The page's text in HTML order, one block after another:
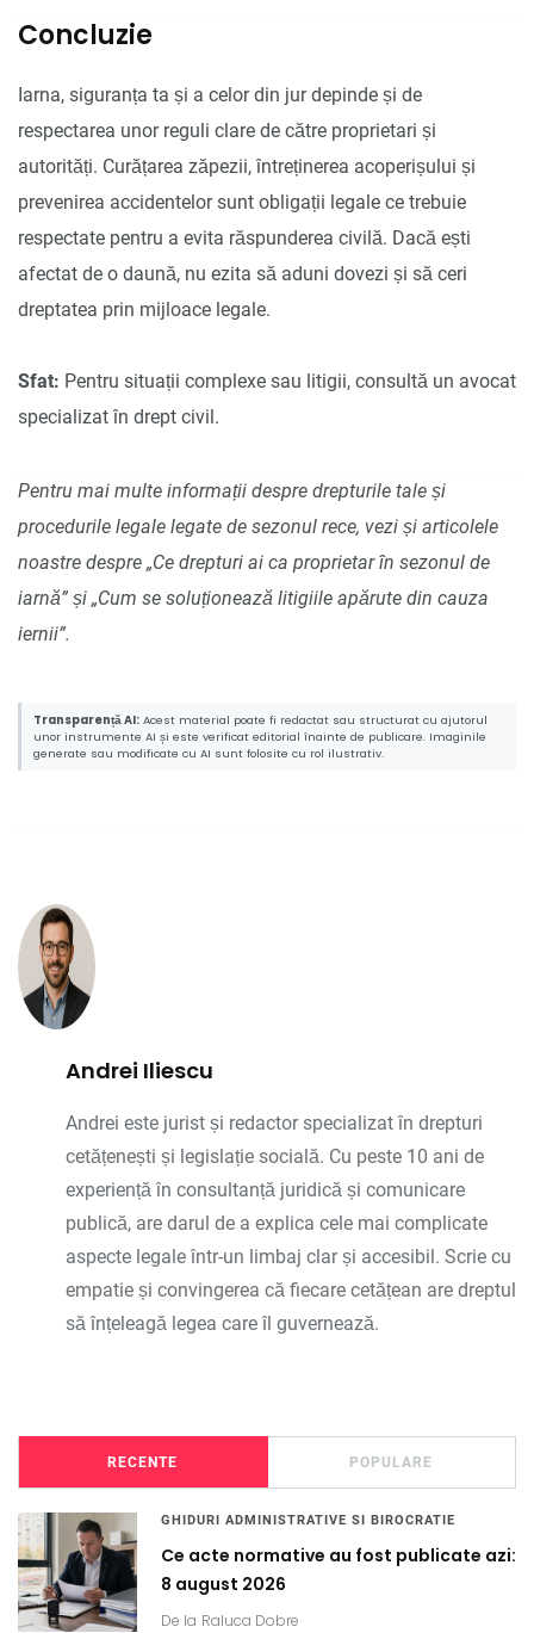
Concluzie
Iarna, siguranța ta și a celor din jur depinde și de
respectarea unor reguli clare de către proprietari și
autorități. Curățarea zăpezii, întreținerea acoperișului și
prevenirea accidentelor sunt obligații legale ce trebuie
respectate pentru a evita răspunderea civilă. Dacă ești
afectat de o daună, nu ezita să aduni dovezi și să ceri
dreptatea prin mijloace legale.
Sfat: Pentru situații complexe sau litigii, consultă un avocat
specializat în drept civil.
Pentru mai multe informații despre drepturile tale și
procedurile legale legate de sezonul rece, vezi și articolele
noastre despre „Ce drepturi ai ca proprietar în sezonul de
iarnă” și „Cum se soluționează litigiile apărute din cauza
iernii”.
Transparență AI: Acest material poate fi redactat sau structurat cu ajutorul
unor instrumente AI și este verificat editorial înainte de publicare. Imaginile
generate sau modificate cu AI sunt folosite cu rol ilustrativ.
Andrei Iliescu
Andrei este jurist și redactor specializat în drepturi
cetățenești și legislație socială. Cu peste 10 ani de
experiență în consultanță juridică și comunicare
publică, are darul de a explica cele mai complicate
aspecte legale într-un limbaj clar și accesibil. Scrie cu
empatie și convingerea că fiecare cetățean are dreptul
să înțeleagă legea care îl guvernează.
RECENTE POPULARE
GHIDURI ADMINISTRATIVE SI BIROCRATIE
Ce acte normative au fost publicate azi:
8 august 2026
De la Raluca Dobre